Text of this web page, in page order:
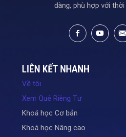
dàng, phù hợp với
LIÊN KẾT NHANH
Về tôi
Xem Quẻ Riêng Tư
Khoá học Cơ bản
Khoá học Nâng cao